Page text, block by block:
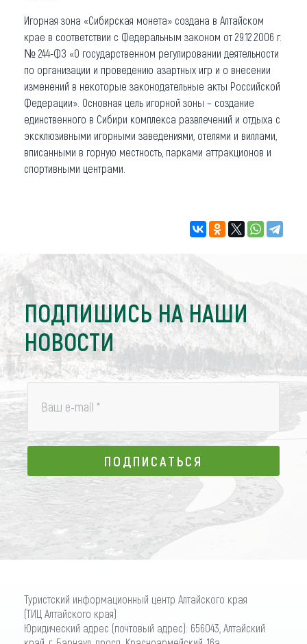
Игорная зона «Сибирская монета» создана в Алтайском
крае в соответствии с Федеральным законом от 29.12.2006 г.
№ 244-ФЗ «О государственном регулировании деятельности
по организации и проведению азартных игр и о внесении
изменений в некоторые законодательные акты Российской
Федерации». Основная цель игорной зоны – создание
единственного в Сибири комплекса развлечений и отдыха с
эксклюзивными игорными заведениями, отелями и виллами,
вписанными в горную местность, парками аттракционов и
спортивными центрами.
ПОДПИШИСЬ НА НАШИ
НОВОСТИ
Ваш e-mail *
ПОДПИСАТЬСЯ
ПОДПИСАТЬСЯ
Туристский информационный центр Алтайского края
(ТИЦ Алтайского края)
Юридический адрес (почтовый адрес): 656043, Алтайский